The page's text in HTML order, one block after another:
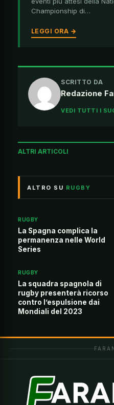
Championship di…
LEGGI ORA →
SCRITTO DA
Redazione
VEDI TUTTI I
ALTRI ARTICOLI
ALTRO SU RUGBY
RUGBY
La Spagna complica la
permanenza nelle World
Series
RUGBY
La squadra spagnola di
rugby presenterà ricorso
contro l’espulsione dai
Mondiali del 2023